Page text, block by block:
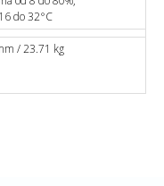
do 32°C
/ 23.71 kg